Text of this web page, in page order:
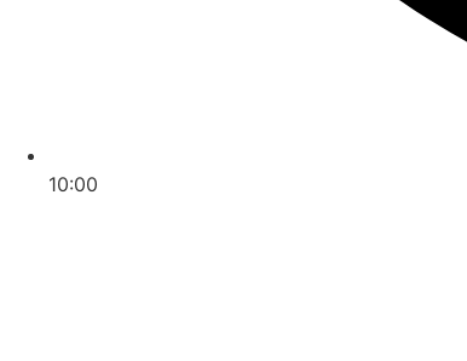
10:00